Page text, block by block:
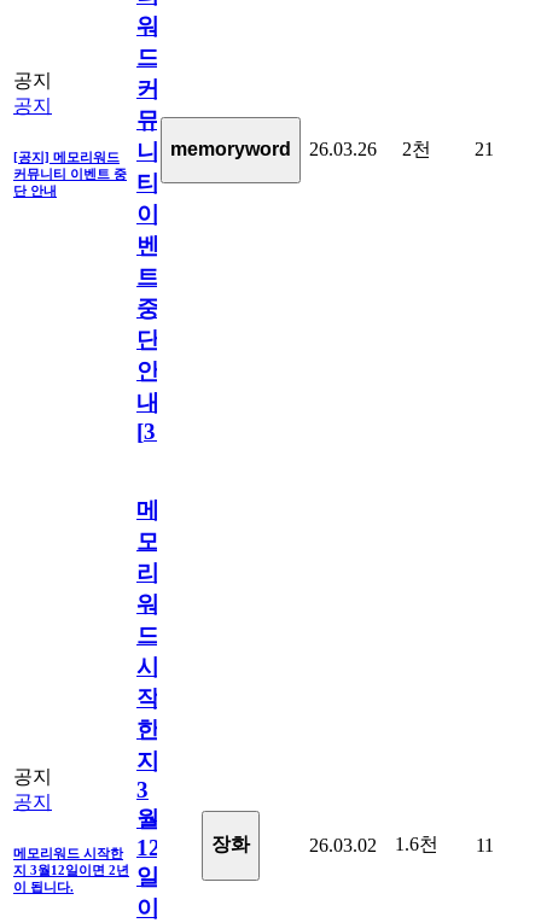
공지
공지
[공지] 메모리워드
커뮤니티 이벤트 중
단 안내
워
드
커
뮤
니
티
이
벤
트
중
단
안
내
[31
memoryword 26.03.26 2천 21
공지
공지
메모리워드 시작한
지 3월12일이면 2년
이 됩니다.
메
모
리
워
드
시
작
한
지
3
월
12
일
이
장화 26.03.02 1.6천 11